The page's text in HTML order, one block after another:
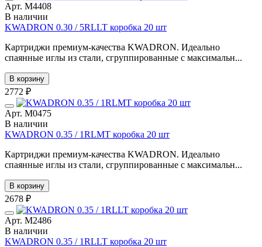
Арт. М4408
В наличии
KWADRON 0.30 / 5RLLT коробка 20 шт
Картриджи премиум-качества KWADRON. Идеально
спаянные иглы из стали, сгруппированные с максимальн...
В корзину
2772 ₽
Арт. М0475
В наличии
KWADRON 0.35 / 1RLMT коробка 20 шт
Картриджи премиум-качества KWADRON. Идеально
спаянные иглы из стали, сгруппированные с максимальн...
В корзину
2678 ₽
Арт. М2486
В наличии
KWADRON 0.35 / 1RLLT коробка 20 шт